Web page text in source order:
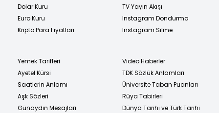
Dolar Kuru
Euro Kuru
Kripto Para Fiyatları
TV Yayın Akışı
Instagram Dondurma
Instagram Silme
Yemek Tarifleri
Ayetel Kürsi
Saatlerin Anlamı
Aşk Sözleri
Günaydın Mesajları
Video Haberler
TDK Sözlük Anlamları
Üniversite Taban Puanları
Rüya Tabirleri
Dünya Tarihi ve Türk Tarihi